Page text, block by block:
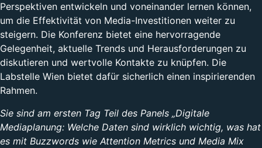
Perspektiven entwickeln und voneinander lernen können,
um die Effektivität von Media-Investitionen weiter zu
steigern. Die Konferenz bietet eine hervorragende
Gelegenheit, aktuelle Trends und Herausforderungen zu
diskutieren und wertvolle Kontakte zu knüpfen. Die
Labstelle Wien bietet dafür sicherlich einen inspirierenden
Rahmen.
Sie sind am ersten Tag Teil des Panels „Digitale
Mediaplanung: Welche Daten sind wirklich wichtig, was hat
es mit Buzzwords wie Attention Metrics und Media Mix